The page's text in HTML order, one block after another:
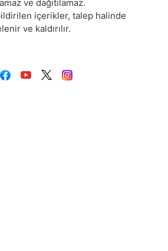
ve dağıtılamaz.
içerikler, talep halinde
ve kaldırılır.